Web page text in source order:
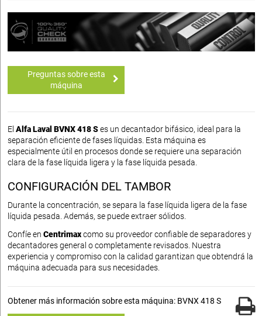
Preguntas sobre esta
máquina
El Alfa Laval BVNX 418 Ses un decantador bifásico, ideal para la
separación eficiente de fases líquidas. Esta máquina es
especialmente útil en procesos donde se requiere una separación
clara de la fase líquida ligera y la fase líquida pesada.
CONFIGURACIÓN DEL TAMBOR
Durante la concentración, se separa la fase líquida ligera de la fase
líquida pesada. Además, se puede extraer sólidos.
Confíe en Centrimaxcomo su proveedor confiable de separadores y
decantadores general o completamente revisados. Nuestra
experiencia y compromiso con la calidad garantizan que obtendrá la
máquina adecuada para sus necesidades.
Obtener más información sobre esta máquina: BVNX 418 S